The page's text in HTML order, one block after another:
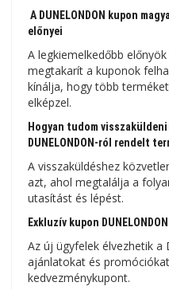
A DUNELONDON kupon
előnyei
A legkiemelkedőbb
megtakarít a kuponok
kínálja, hogy több
elképzel.
Hogyan tudom
DUNELONDON-ról rendelt
A visszaküldéshez
azt, ahol megtalálja a
utasítást és lépést.
Exkluzív kupon
Az új ügyfelek élvezhetik a
ajánlatokat és
kedvezménykupont.